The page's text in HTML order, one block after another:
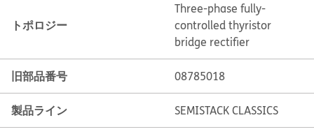
トポロジー
Three-phase fully-
controlled thyristor
bridge rectifier
旧部品番号 08785018
製品ライン SEMISTACK CLASSICS